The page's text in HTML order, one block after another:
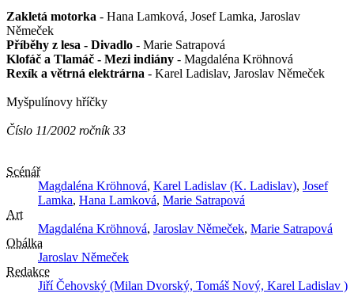
Zakletá motorka - Hana Lamková, Josef Lamka, Jaroslav
Němeček
Příběhy z lesa - Divadlo - Marie Satrapová
Klofáč a Tlamáč - Mezi indiány - Magdaléna Kröhnová
Rexík a větrná elektrárna - Karel Ladislav, Jaroslav Němeček
Myšpulínovy hříčky
Číslo 11/2002 ročník 33
Scénář
Magdaléna Kröhnová, Karel Ladislav (K. Ladislav), Josef
Lamka, Hana Lamková, Marie Satrapová
Art
Magdaléna Kröhnová, Jaroslav Němeček, Marie Satrapová
Obálka
Jaroslav Němeček
Redakce
Jiří Čehovský (Milan Dvorský, Tomáš Nový, Karel Ladislav )